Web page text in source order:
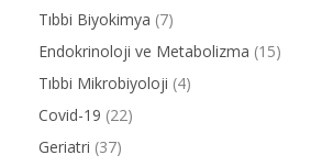
Tıbbi Biyokimya (7)
Endokrinoloji ve Metabolizma (15)
Tıbbi Mikrobiyoloji (4)
Covid-19 (22)
Geriatri (37)